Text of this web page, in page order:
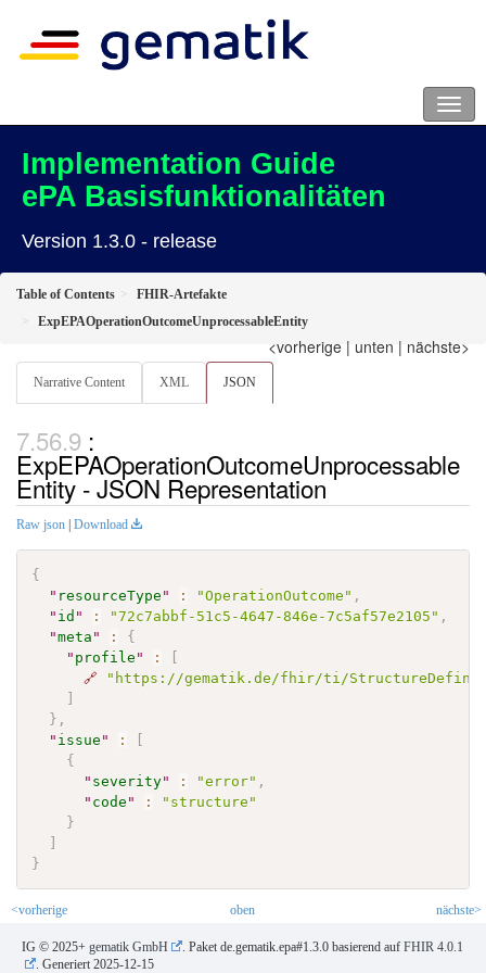
Implementation Guide
ePA Basisfunktionalitäten
Version 1.3.0 - release
Table of Contents
FHIR-Artefakte
ExpEPAOperationOutcomeUnprocessableEntity
<vorherige | unten | nächste>
Narrative Content XML JSON
:
ExpEPAOperationOutcomeUnprocessable
Entity - JSON Representation
Raw json | Download
{
" resourceType " : "OperationOutcome" ,
" id " : "72c7abbf-51c5-4647-846e-7c5af57e2105" ,
"meta " :
{
" profile " :
🔗
"https://gematik.de/fhir/ti/
} ,
" issue " :
{
" severity" : "error" ,
" code " :
"structure"
}
}
<vorherige oben nächste>
IG © 2025+ gematik GmbH . Paket de.gematik.epa#1.3.0 basierend auf FHIR 4.0.1
. Generiert2025-12-15